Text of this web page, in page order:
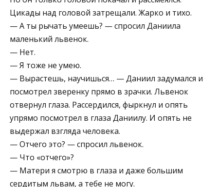
Цикады над головой затрещали. Жарко и тихо.
— А ты рычать умеешь? — спросил Даниила
маленький львенок.
— Нет.
— Я тоже не умею.
— Вырастешь, научишься… — Даниил задумался и
посмотрел зверенку прямо в зрачки. Львенок
отвернул глаза. Рассердился, фыркнул и опять
упрямо посмотрел в глаза Даниилу. И опять не
выдержал взгляда человека.
— Отчего это? — спросил львенок.
— Что «отчего»?
— Матери я смотрю в глаза и даже большим
сердитым львам, а тебе не могу.